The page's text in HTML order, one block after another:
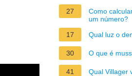
27
Como
um número?
17
Qual luz o
30 O que é
41 Qual Villager